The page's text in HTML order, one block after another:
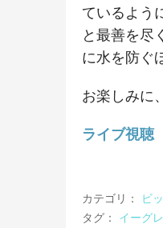
ているよう
と最善を尽
に水を防ぐ
お楽しみに
ライブ視聴
カテゴリ：
ビ
タグ： イーグ